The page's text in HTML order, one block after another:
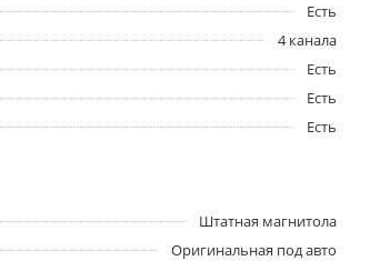
Есть
4 канала
Есть
Есть
Есть
Штатная магнитола
Оригинальная под авто